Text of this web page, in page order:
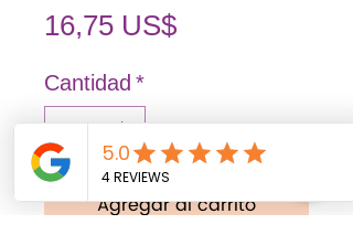
16,75 US$Precio
Cantidad *
Agregar al carrito